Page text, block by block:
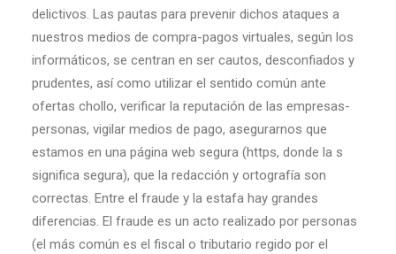
delictivos. Las pautas para prevenir dichos ataques a
nuestros medios de compra-pagos virtuales, según los
informáticos, se centran en ser cautos, desconfiados y
prudentes, así como utilizar el sentido común ante
ofertas chollo, verificar la reputación de las empresas-
personas, vigilar medios de pago, asegurarnos que
estamos en una página web segura (https, donde la s
significa segura), que la redacción y ortografía son
correctas. Entre el fraude y la estafa hay grandes
diferencias. El fraude es un acto realizado por personas
(el más común es el fiscal o tributario regido por el